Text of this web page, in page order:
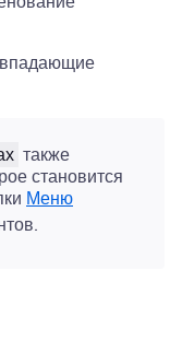
также
становится
Меню